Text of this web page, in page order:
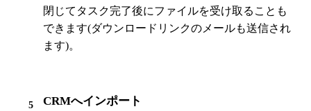
閉じてタスク完了後にファイルを受け取ることも
できます(ダウンロードリンクのメールも送信され
ます)。
5 CRMへインポート